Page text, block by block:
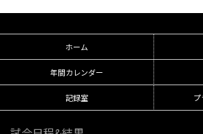
ホーム
年間カレンダー
記録室